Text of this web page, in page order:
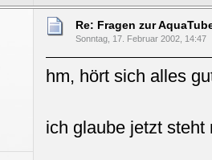
Re: Fragen zur
Sonntag, 17. Februar 2002, 14:47
hm, hört sich alles
ich glaube jetzt